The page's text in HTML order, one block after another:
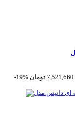
-19%
7,521,660 تومان